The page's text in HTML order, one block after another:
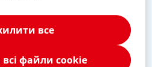
все
файли сookie